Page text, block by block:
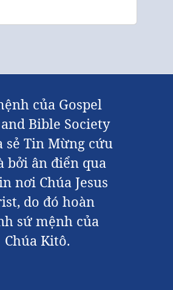
của Gospel
Bible Society
sẻ Tin Mừng cứu
bởi ân điển qua
nơi Chúa Jesus
do đó hoàn
sứ mệnh của
Chúa Kitô.